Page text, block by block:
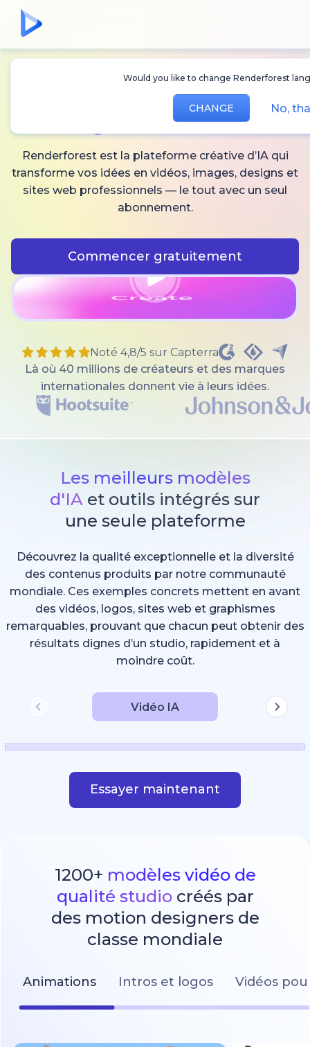
Would you like to change Renderforest
CHANGE No,
vidéos,
et audio IA
Renderforest est la plateforme créative d’IA qui
transforme vos idées en vidéos, images, designs et
sites web professionnels — le tout avec un seul
abonnement.
Commencer gratuitement
Noté 4,8/5 sur Capterra
Là où 40 millions de créateurs et des marques
internationales donnent vie à leurs idées.
Les meilleurs modèles
d'IA et outils intégrés sur
une seule plateforme
Découvrez la qualité exceptionnelle et la diversité
des contenus produits par notre communauté
mondiale. Ces exemples concrets mettent en avant
des vidéos, logos, sites web et graphismes
remarquables, prouvant que chacun peut obtenir des
résultats dignes d’un studio, rapidement et à
moindre coût.
Vidéo IA
Essayer maintenant
1200+ modèles vidéo de
qualité studiocréés par
des motion designers de
classe mondiale
Animations Intros et logos Vidéos